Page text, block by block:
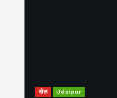
खेल Udaipur